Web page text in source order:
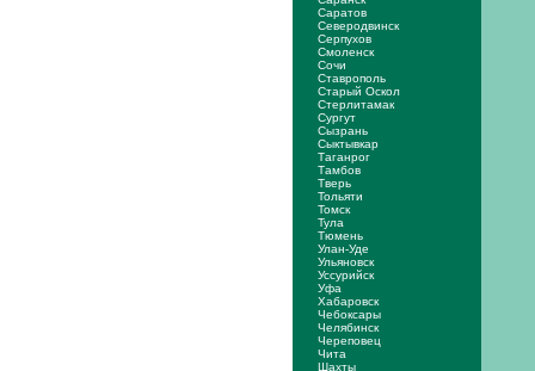
Саратов
Северодвинск
Серпухов
Смоленск
Сочи
Ставрополь
Старый Оскол
Стерлитамак
Сургут
Сызрань
Сыктывкар
Таганрог
Тамбов
Тверь
Тольяти
Томск
Тула
Тюмень
Улан-Уде
Ульяновск
Уссурийск
Уфа
Хабаровск
Чебоксары
Челябинск
Череповец
Чита
Шахты